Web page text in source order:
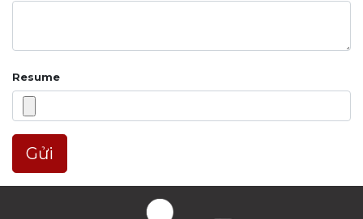
Resume
Gửi